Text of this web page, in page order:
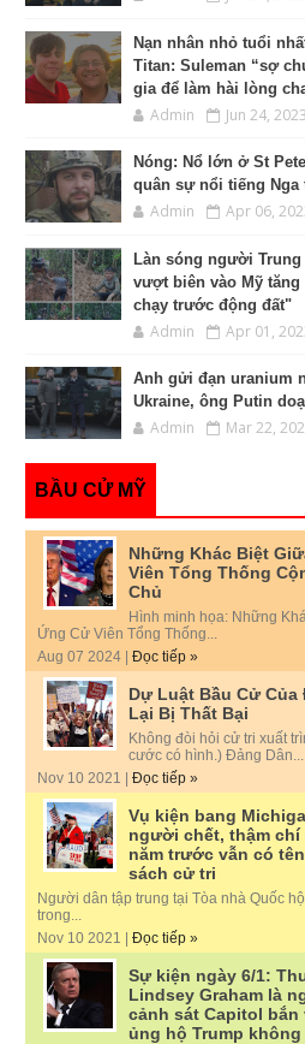
Nạn nhân nhỏ tuổi
Titan: Suleman “sợ
gia để làm hài lòng
Admin Jun 24, 2023
Nóng: Nổ lớn ở St
quân sự nổi tiếng Nga
Admin Apr 06,
Làn sóng người
vượt biên vào Mỹ
chạy trước động đất"
Admin Apr 01,
Anh gửi đạn uranium
Ukraine, ông Putin
Admin Mar 22,
BẦU CỬ MỸ
Những Khác Biệt
Viên Tổng Thống
Chủ
Hình minh họa: Những
Ứng Cử Viên Tổng Thống...
Aug 07 2024 | Đọc tiếp »
Dự Luật Bầu Cử Của
Lại Bị Thất Bại
Không đòi hỏi cử tri xuất
cước có hình.) Đảng Dân...
Nov 10 2021 | Đọc tiếp »
Vụ kiện bang
người chết, thậm chí
năm trước vẫn có
sách cử tri
Người dân tập trung tại Tòa nhà Quốc
trong...
Nov 10 2021 | Đọc tiếp »
Sự kiện ngày 6/1:
Lindsey Graham là
cảnh sát Capitol
ủng hộ Trump